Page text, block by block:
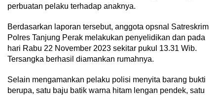
perbuatan pelaku terhadap anaknya.
Berdasarkan laporan tersebut, anggota opsnal Satreskrim
Polres Tanjung Perak melakukan penyelidikan dan pada
hari Rabu 22 November 2023 sekitar pukul 13.31 Wib.
Tersangka berhasil diamankan rumahnya.
Selain mengamankan pelaku polisi menyita barang bukti
berupa, satu baju batik warna hitam lengan pendek, satu